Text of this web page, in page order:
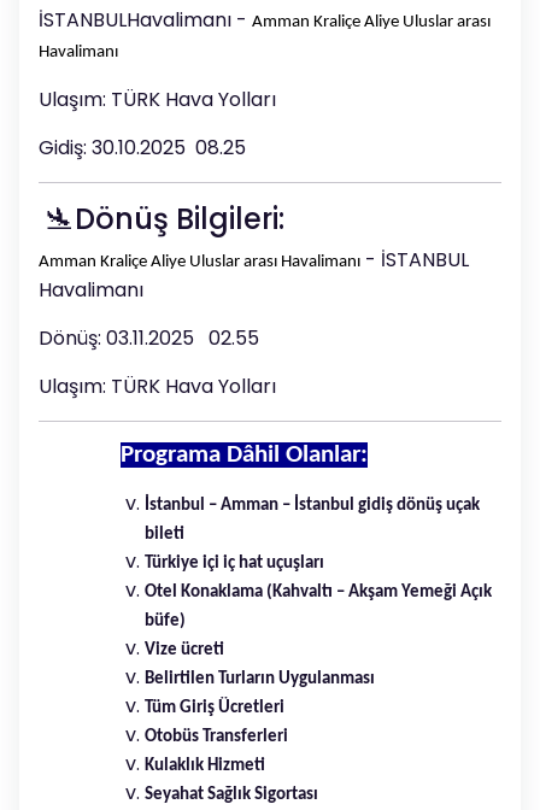
İSTANBULHavalimanı - Amman Kraliçe Aliye Uluslar arası
Havalimanı
Ulaşım: TÜRK Hava Yolları
Gidiş: 30.10.2025 08.25
🛬Dönüş Bilgileri:
Amman Kraliçe Aliye Uluslar arası Havalimanı - İSTANBUL
Havalimanı
Dönüş: 03.11.2025 02.55
Ulaşım: TÜRK Hava Yolları
Programa Dâhil Olanlar:
İstanbul – Amman – İstanbul gidiş dönüş uçak
bileti
Türkiye içi iç hat uçuşları
Otel Konaklama (Kahvaltı – Akşam Yemeği Açık
büfe)
Vize ücreti
Belirtilen Turların Uygulanması
Tüm Giriş Ücretleri
Otobüs Transferleri
Kulaklık Hizmeti
Seyahat Sağlık Sigortası